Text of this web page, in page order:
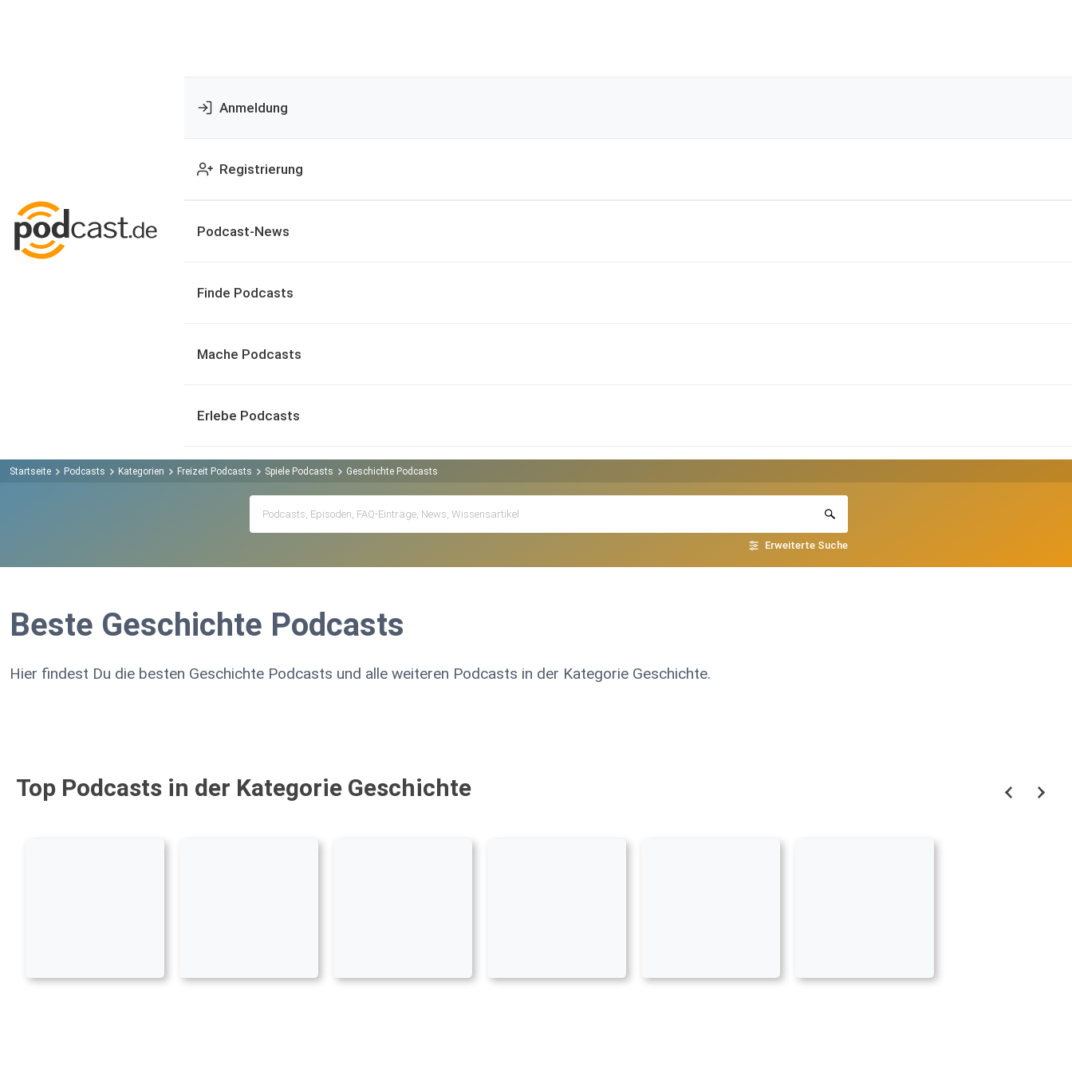
Anmeldung
Registrierung
Podcast-News
Finde Podcasts
Mache Podcasts
Erlebe Podcasts
Startseite Podcasts Kategorien Freizeit Podcasts Spiele Podcasts Geschichte Podcasts
Erweiterte Suche
Beste Geschichte Podcasts
Hier findest Du die besten Geschichte Podcasts und alle weiteren Podcasts in der Kategorie Geschichte.
Top Podcasts in der Kategorie Geschichte